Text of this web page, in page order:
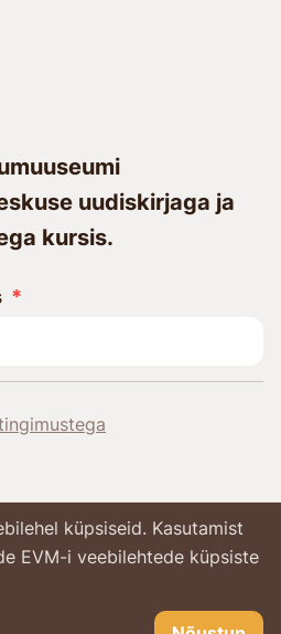
uudiskirjaga ja
kursis.
küpsiseid. Kasutamist
EVM-i veebilehtede küpsiste